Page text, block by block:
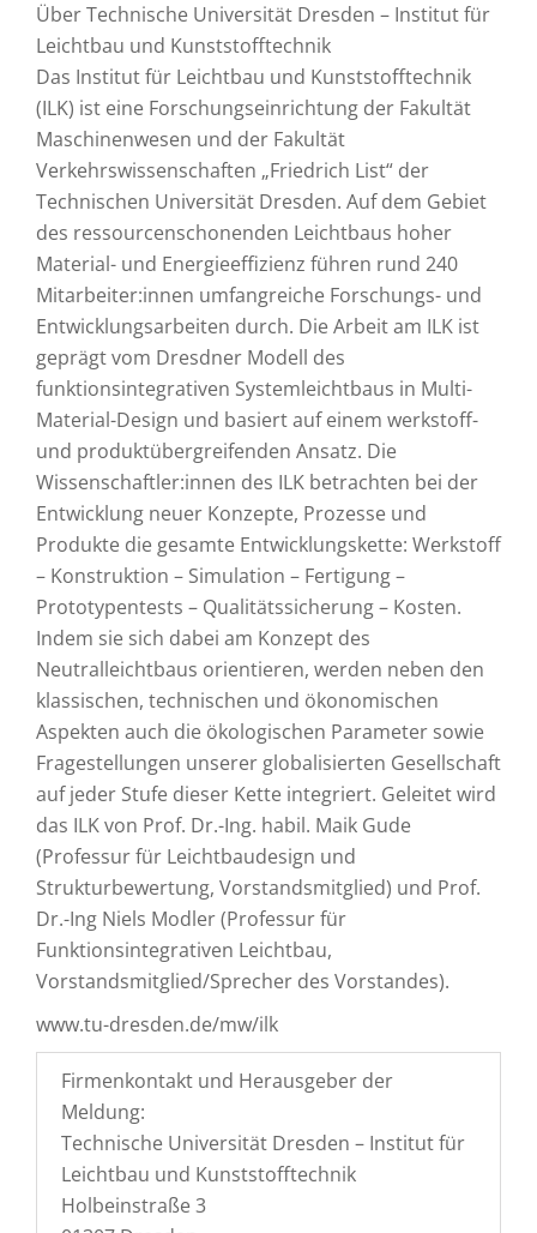
Über Technische Universität Dresden – Institut für
Leichtbau und Kunststofftechnik
Das Institut für Leichtbau und Kunststofftechnik
(ILK) ist eine Forschungseinrichtung der Fakultät
Maschinenwesen und der Fakultät
Verkehrswissenschaften „Friedrich List“ der
Technischen Universität Dresden. Auf dem Gebiet
des ressourcenschonenden Leichtbaus hoher
Material- und Energieeffizienz führen rund 240
Mitarbeiter:innen umfangreiche Forschungs- und
Entwicklungsarbeiten durch. Die Arbeit am ILK ist
geprägt vom Dresdner Modell des
funktionsintegrativen Systemleichtbaus in Multi-
Material-Design und basiert auf einem werkstoff-
und produktübergreifenden Ansatz. Die
Wissenschaftler:innen des ILK betrachten bei der
Entwicklung neuer Konzepte, Prozesse und
Produkte die gesamte Entwicklungskette: Werkstoff
– Konstruktion – Simulation – Fertigung –
Prototypentests – Qualitätssicherung – Kosten.
Indem sie sich dabei am Konzept des
Neutralleichtbaus orientieren, werden neben den
klassischen, technischen und ökonomischen
Aspekten auch die ökologischen Parameter sowie
Fragestellungen unserer globalisierten Gesellschaft
auf jeder Stufe dieser Kette integriert. Geleitet wird
das ILK von Prof. Dr.-Ing. habil. Maik Gude
(Professur für Leichtbaudesign und
Strukturbewertung, Vorstandsmitglied) und Prof.
Dr.-Ing Niels Modler (Professur für
Funktionsintegrativen Leichtbau,
Vorstandsmitglied/Sprecher des Vorstandes).
www.tu-dresden.de/mw/ilk
Firmenkontakt und Herausgeber der
Meldung:
Technische Universität Dresden – Institut für
Leichtbau und Kunststofftechnik
Holbeinstraße 3